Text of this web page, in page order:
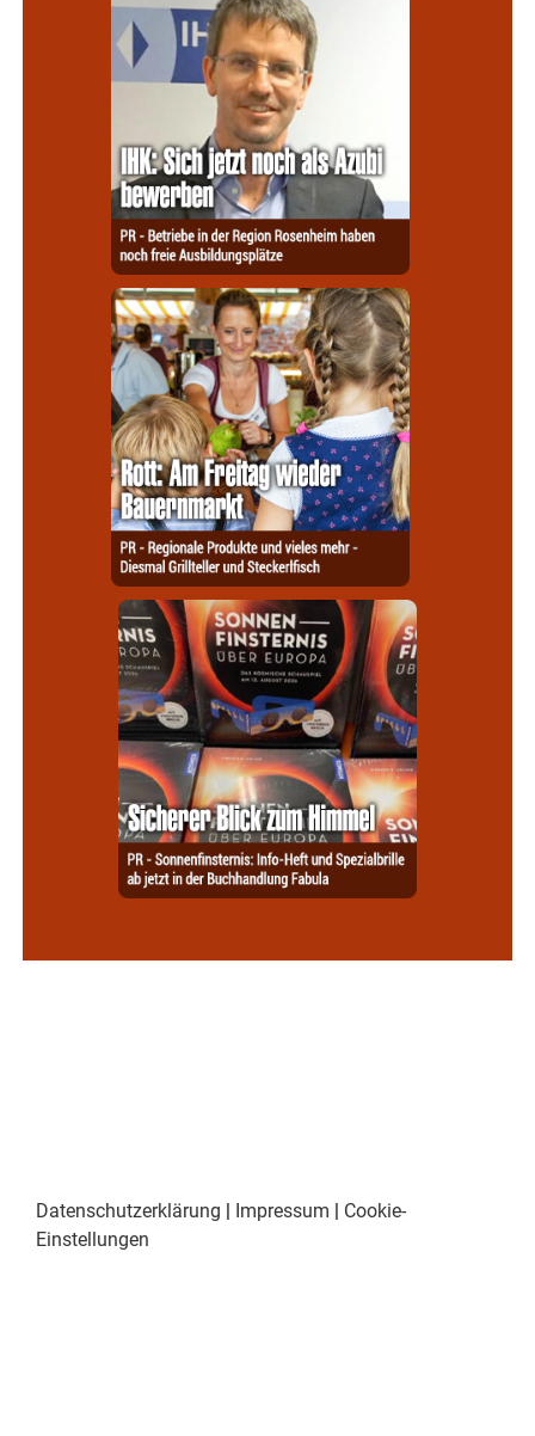
Datenschutzerklärung | Impressum | Cookie-
Einstellungen